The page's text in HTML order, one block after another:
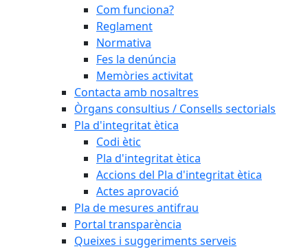
Com funciona?
Reglament
Normativa
Fes la denúncia
Memòries activitat
Contacta amb nosaltres
Òrgans consultius / Consells sectorials
Pla d'integritat ètica
Codi ètic
Pla d'integritat ètica
Accions del Pla d'integritat ètica
Actes aprovació
Pla de mesures antifrau
Portal transparència
Queixes i suggeriments serveis